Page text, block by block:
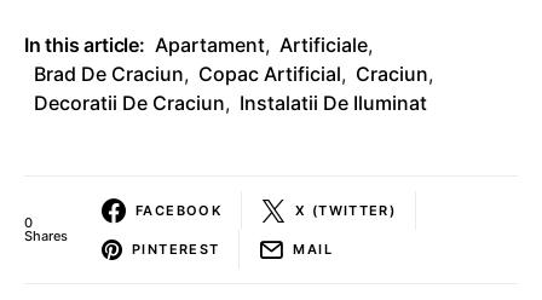
In this article: Apartament, Artificiale,
Brad De Craciun, Copac Artificial, Craciun,
Decoratii De Craciun, Instalatii De Iluminat
0
Shares
FACEBOOK X (TWITTER)
PINTEREST MAIL